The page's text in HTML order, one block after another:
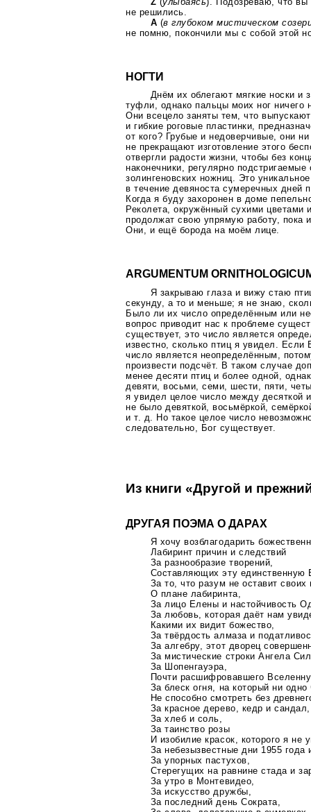
не решились.
A (в глубоком мистическом
не помню, покончили мы с собой этой
НОГТИ
Днём их облегают мягкие носки и
туфли, однако пальцы моих ног ничего
Они всецело заняты тем, что
и гибкие роговые пластинки,
от кого? Грубые и недоверчивые, они
не прекращают изготовление этого
отвергли радости жизни, чтобы без
наконечники, регулярно
золингеновских ножниц. Это
в течение девяноста сумеречных дней
Когда я буду захоронен в доме
Реколета, окружённый сухими цветами
продолжат свою упрямую работу, пока
Они, и ещё борода на моём лице.
ARGUMENTUM
Я закрываю глаза и вижу стаю
секунду, а то и меньше; я не знаю,
Было ли их число определённым или
вопрос приводит нас к проблеме
существует, это число является
известно, сколько птиц я увидел. Если
число является неопределённым,
произвести подсчёт. В таком случае
менее десяти птиц и более одной,
девяти, восьми, семи, шести, пяти,
я увидел целое число между десяткой
не было девяткой, восьмёркой,
и т. д. Но такое целое число
следовательно, Бог существует.
Из книги «Другой и
ДРУГАЯ ПОЭМА О ДАРАХ
Я хочу возблагодарить
Лабиринт причин и следствий
За разнообразие творений,
Составляющих эту единственную
За то, что разум не оставит своих
О плане лабиринта,
За лицо Елены и настойчивость
За любовь, которая даёт нам
Какими их видит божество,
За твёрдость алмаза и
За алгебру, этот дворец
За мистические строки Ангела
За Шопенгауэра,
Почти расшифровавшего
За блеск огня, на который ни
Не способно смотреть без
За красное дерево, кедр и сандал,
За хлеб и соль,
За таинство розы
И изобилие красок, которого я не
За небезызвестные дни 1955 года
За упорных пастухов,
Стерегущих на равнине стада и
За утро в Монтевидео,
За искусство дружбы,
За последний день Сократа,